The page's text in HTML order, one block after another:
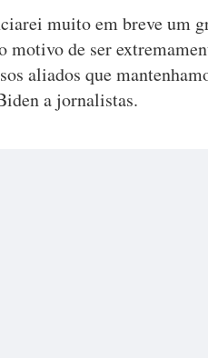
muito em breve um
motivo de ser
aliados que
a jornalistas.